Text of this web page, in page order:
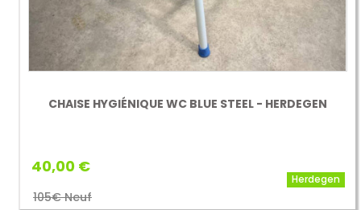
CHAISE HYGIÉNIQUE WC BLUE STEEL - HERDEGEN
40,00 €
105€ Neuf
Herdegen